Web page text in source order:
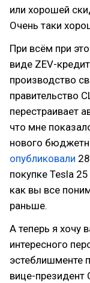
или хорошей
Очень таки
При всём при
виде ZEV-
производство
правительство
перестраивает
что мне
нового
опубликовали
покупке Tesla
как вы все
раньше.
А теперь я хочу
интересного
эстеблишменте
вице-президент